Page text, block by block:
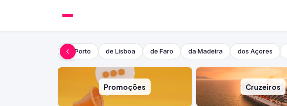
do Porto de Lisboa de Faro da Madeira dos Açores
Promoções Cruzeiros